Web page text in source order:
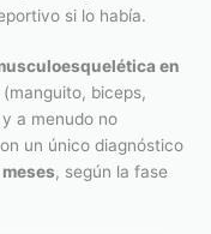
si lo había.
en
biceps,
a menudo no
un único diagnóstico
, según la fase